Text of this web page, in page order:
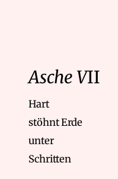
Asche VII
Hart
stöhnt Erde
unter
Schritten